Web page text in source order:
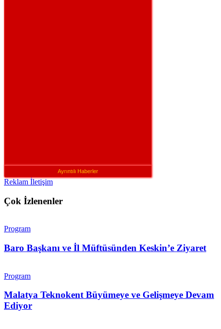
Ayrıntılı Haberler
Reklam İletişim
Çok İzlenenler
Program
Baro Başkanı ve İl Müftüsünden Keskin’e Ziyaret
Program
Malatya Teknokent Büyümeye ve Gelişmeye Devam
Ediyor